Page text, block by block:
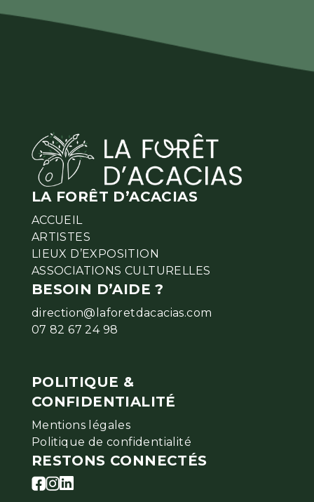
LA FORÊT D’ACACIAS
ACCUEIL
ARTISTES
LIEUX D’EXPOSITION
ASSOCIATIONS CULTURELLES
BESOIN D’AIDE ?
direction@laforetdacacias.com
07 82 67 24 98
POLITIQUE &
CONFIDENTIALITÉ
Mentions légales
Politique de confidentialité
RESTONS CONNECTÉS